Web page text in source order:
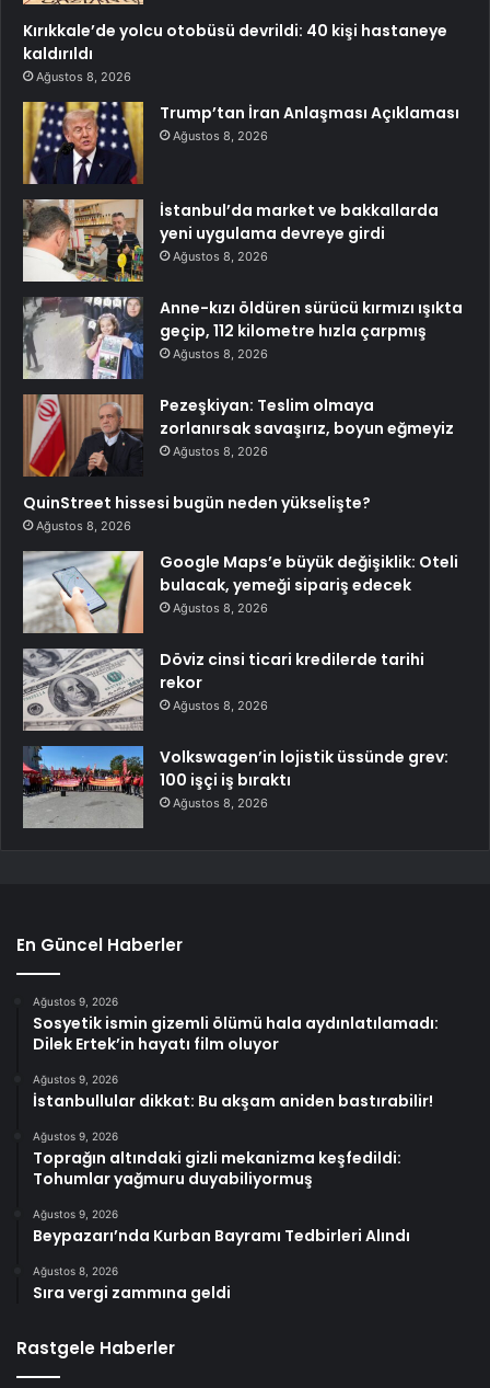
Kırıkkale’de yolcu otobüsü devrildi: 40 kişi hastaneye
kaldırıldı
Ağustos 8, 2026
Trump’tan İran Anlaşması Açıklaması
Ağustos 8, 2026
İstanbul’da market ve bakkallarda
yeni uygulama devreye girdi
Ağustos 8, 2026
Anne-kızı öldüren sürücü kırmızı ışıkta
geçip, 112 kilometre hızla çarpmış
Ağustos 8, 2026
Pezeşkiyan: Teslim olmaya
zorlanırsak savaşırız, boyun eğmeyiz
Ağustos 8, 2026
QuinStreet hissesi bugün neden yükselişte?
Ağustos 8, 2026
Google Maps’e büyük değişiklik: Oteli
bulacak, yemeği sipariş edecek
Ağustos 8, 2026
Döviz cinsi ticari kredilerde tarihi
rekor
Ağustos 8, 2026
Volkswagen’in lojistik üssünde grev:
100 işçi iş bıraktı
Ağustos 8, 2026
En Güncel Haberler
Ağustos 9, 2026
Sosyetik ismin gizemli ölümü hala aydınlatılamadı:
Dilek Ertek’in hayatı film oluyor
Ağustos 9, 2026
İstanbullular dikkat: Bu akşam aniden bastırabilir!
Ağustos 9, 2026
Toprağın altındaki gizli mekanizma keşfedildi:
Tohumlar yağmuru duyabiliyormuş
Ağustos 9, 2026
Beypazarı’nda Kurban Bayramı Tedbirleri Alındı
Ağustos 8, 2026
Sıra vergi zammına geldi
Rastgele Haberler